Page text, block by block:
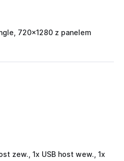
720x1280 z panelem
zew., 1x USB host wew., 1x